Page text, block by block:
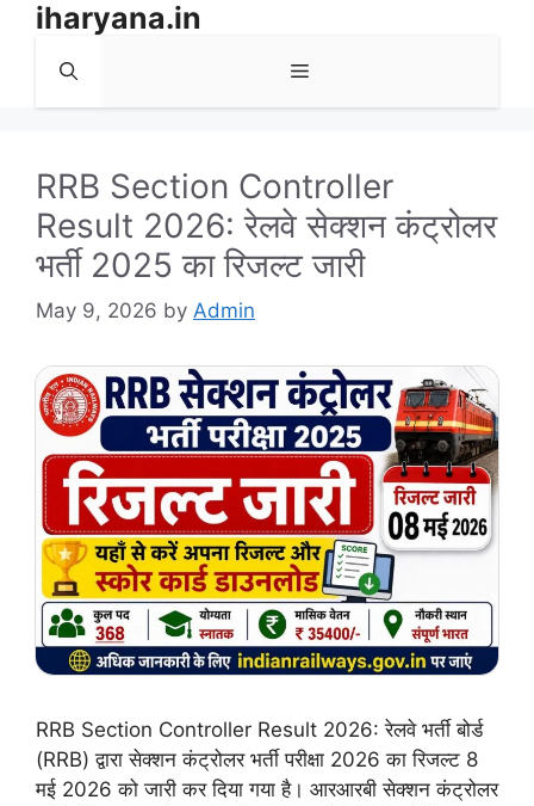
Skip
content
iharyana.in
Menu
RRB Section Controller
Result 2026: रेलवे सेक्शन कंट्रोलर
भर्ती 2025 का रिजल्ट जारी
May 9, 2026 by Admin
RRB Section Controller Result 2026: रेलवे भर्ती बोर्ड
(RRB) द्वारा सेक्शन कंट्रोलर भर्ती परीक्षा 2026 का रिजल्ट 8
मई 2026 को जारी कर दिया गया है। आरआरबी सेक्शन कंट्रोलर